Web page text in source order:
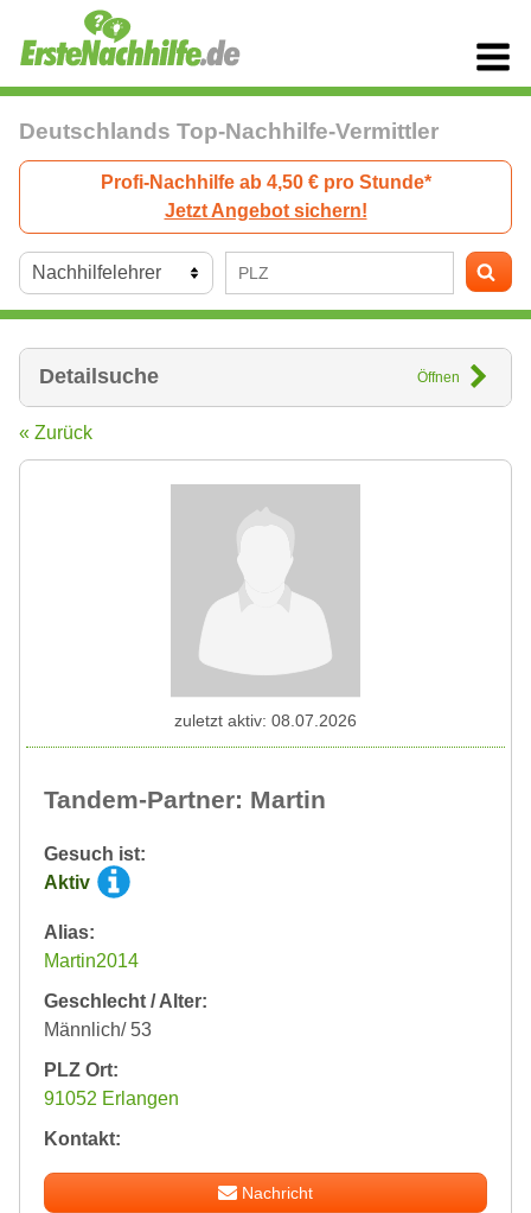
Deutschlands Top-Nachhilfe-Vermittler
Profi-Nachhilfe ab 4,50 € pro Stunde*
Jetzt Angebot sichern!
Detailsuche Öffnen
« Zurück
Tandem-Partner: Martin
Gesuch ist:
Aktiv
Alias:
Martin2014
Geschlecht / Alter:
Männlich/ 53
PLZ Ort:
91052 Erlangen
Kontakt:
Nachricht
zuletzt aktiv: 08.07.2026